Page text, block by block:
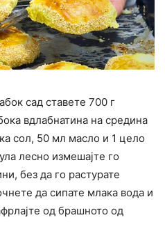
сад ставете 700 г
вдлабнатина на средина
сол, 50 мл масло и 1 цело
лесно измешајте го
без да го растурате
да сипате млака вода и
од брашното од